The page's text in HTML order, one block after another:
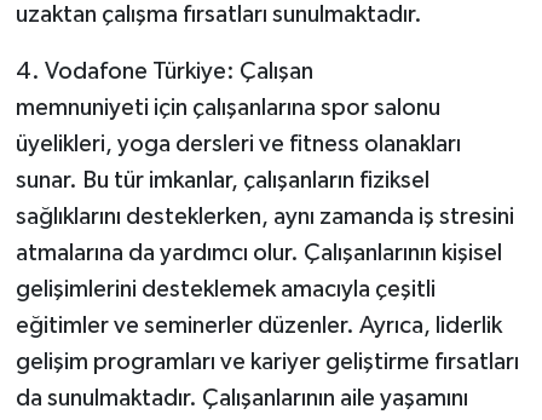
uzaktan çalışma fırsatları sunulmaktadır.
4. Vodafone Türkiye: Çalışan
memnuniyeti için çalışanlarına spor salonu
üyelikleri, yoga dersleri ve fitness olanakları
sunar. Bu tür imkanlar, çalışanların fiziksel
sağlıklarını desteklerken, aynı zamanda iş stresini
atmalarına da yardımcı olur. Çalışanlarının kişisel
gelişimlerini desteklemek amacıyla çeşitli
eğitimler ve seminerler düzenler. Ayrıca, liderlik
gelişim programları ve kariyer geliştirme fırsatları
da sunulmaktadır. Çalışanlarının aile yaşamını